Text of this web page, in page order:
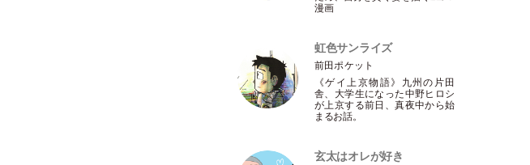
漫画
虹色サンライズ
前田ポケット
《ゲイ上京物語》九州の片田
舎、大学生になった中野ヒロシ
が上京する前日、真夜中から始
まるお話。
玄太はオレが好き